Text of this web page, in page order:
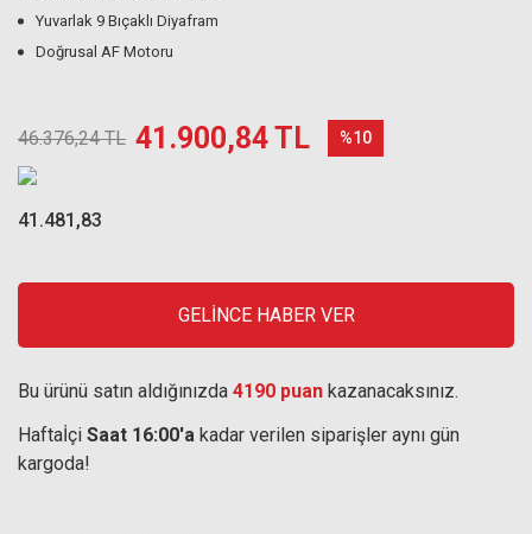
Yuvarlak 9 Bıçaklı Diyafram
Doğrusal AF Motoru
46.376,24 TL 41.900,84 TL %10
41.481,83
GELİNCE HABER VER
Bu ürünü satın aldığınızda 4190 puan kazanacaksınız.
Haftaİçi Saat 16:00'a kadar verilen siparişler aynı gün
kargoda!